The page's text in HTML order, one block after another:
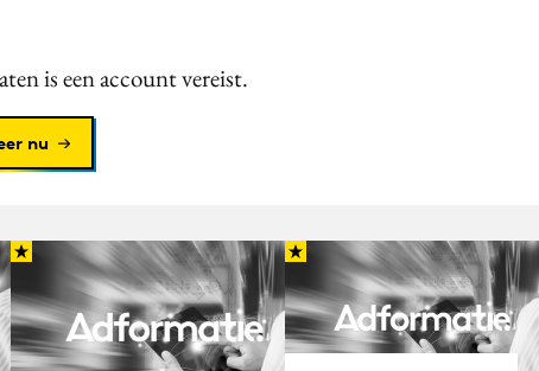
is een account vereist.
nu